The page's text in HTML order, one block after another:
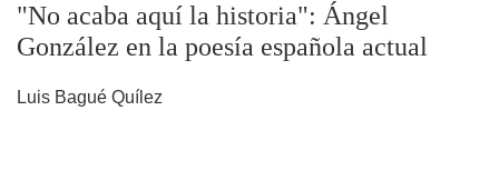
"No acaba aquí la historia": Ángel
González en la poesía española actual
Luis Bagué Quílez